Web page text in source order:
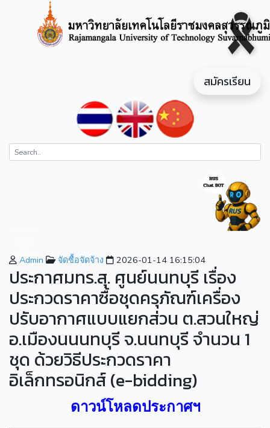
สมัครเรียน
Admin จัดซื้อจัดจ้าง 2026-01-14 16:15:04
ประกาศมทร.สุ. ศูนย์นนทบุรี เรื่อง
ประกวดราคาซื้อชุดครุภัณฑ์เครื่อง
ปรับอากาศแบบแยกส่วน ต.สวนใหญ่
อ.เมืองนนนทบุรี จ.นนทบุรี จำนวน 1
ชุด ด้วยวิธีประกวดราคา
อิเล็กทรอนิกส์ (e-bidding)
ดาวน์โหลดประกาศฯ